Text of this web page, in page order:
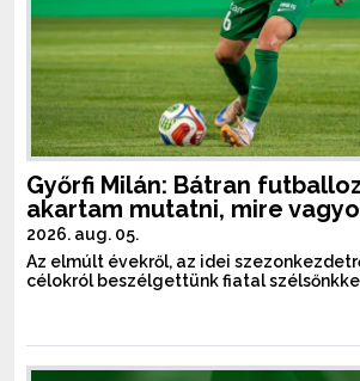
Győrfi Milán: Bátran
akartam mutatni, mire
2026. aug. 05.
Az elmúlt évekről, az idei
célokról beszélgettünk fiatal